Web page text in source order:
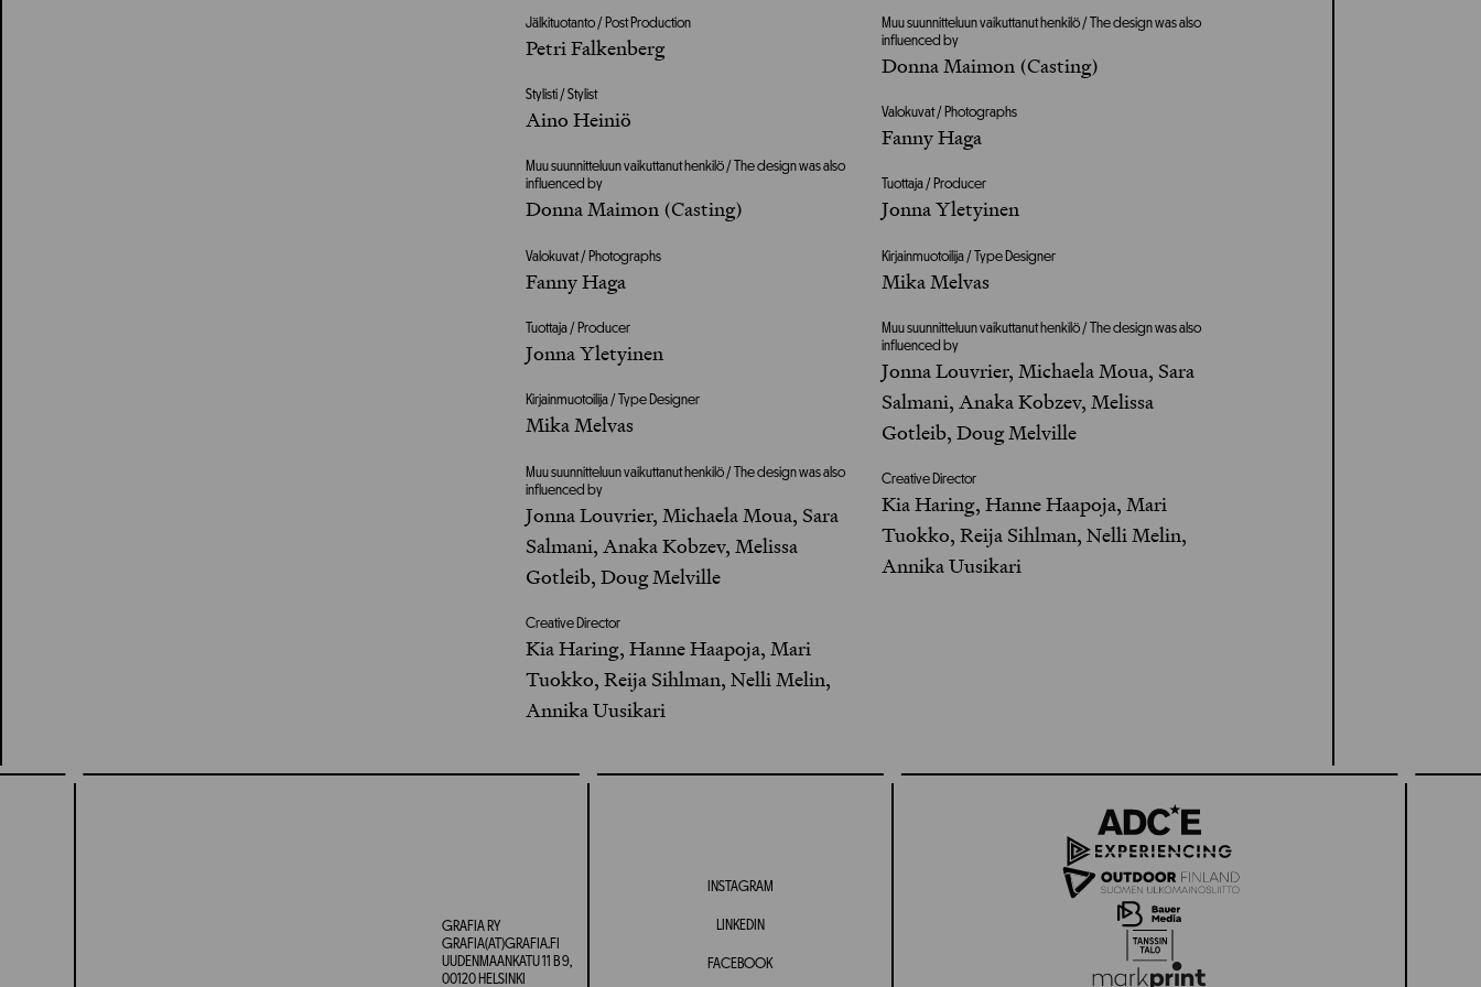
Jälkituotanto / Post Production
Petri Falkenberg
Stylisti / Stylist
Aino Heiniö
Muu suunnitteluun vaikuttanut henkilö / The design was also
influenced by
Donna Maimon (Casting)
Valokuvat / Photographs
Fanny Haga
Tuottaja / Producer
Jonna Yletyinen
Kirjainmuotoilija / Type Designer
Mika Melvas
Muu suunnitteluun vaikuttanut henkilö / The design was also
influenced by
Jonna Louvrier, Michaela Moua, Sara
Salmani, Anaka Kobzev, Melissa
Gotleib, Doug Melville
Creative Director
Kia Haring, Hanne Haapoja, Mari
Tuokko, Reija Sihlman, Nelli Melin,
Annika Uusikari
Muu suunnitteluun vaikuttanut henkilö / The design was also
influenced by
Donna Maimon (Casting)
Valokuvat / Photographs
Fanny Haga
Tuottaja / Producer
Jonna Yletyinen
Kirjainmuotoilija / Type Designer
Mika Melvas
Muu suunnitteluun vaikuttanut henkilö / The design was also
influenced by
Jonna Louvrier, Michaela Moua, Sara
Salmani, Anaka Kobzev, Melissa
Gotleib, Doug Melville
Creative Director
Kia Haring, Hanne Haapoja, Mari
Tuokko, Reija Sihlman, Nelli Melin,
Annika Uusikari
GRAFIA RY
GRAFIA(AT)GRAFIA.FI
UUDENMAANKATU 11 B 9,
00120 HELSINKI
INSTAGRAM
LINKEDIN
FACEBOOK